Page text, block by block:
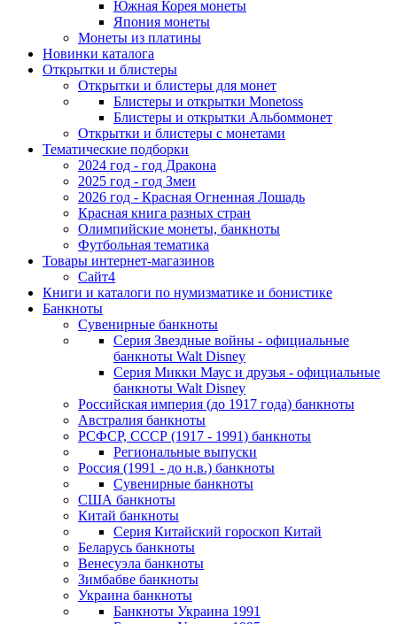
Южная Корея монеты
Япония монеты
Монеты из платины
Новинки каталога
Открытки и блистеры
Открытки и блистеры для монет
Блистеры и открытки Monetoss
Блистеры и открытки Альбоммонет
Открытки и блистеры с монетами
Тематические подборки
2024 год - год Дракона
2025 год - год Змеи
2026 год - Красная Огненная Лошадь
Красная книга разных стран
Олимпийские монеты, банкноты
Футбольная тематика
Товары интернет-магазинов
Сайт4
Книги и каталоги по нумизматике и бонистике
Банкноты
Сувенирные банкноты
Серия Звездные войны - официальные
банкноты Walt Disney
Серия Микки Маус и друзья - официальные
банкноты Walt Disney
Российская империя (до 1917 года) банкноты
Австралия банкноты
РСФСР, СССР (1917 - 1991) банкноты
Региональные выпуски
Россия (1991 - до н.в.) банкноты
Сувенирные банкноты
США банкноты
Китай банкноты
Серия Китайский гороскоп Китай
Беларусь банкноты
Венесуэла банкноты
Зимбабве банкноты
Украина банкноты
Банкноты Украина 1991